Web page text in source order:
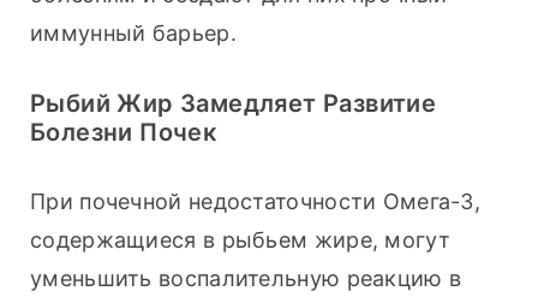
иммунный барьер.
Рыбий Жир Замедляет Развитие
Болезни Почек
При почечной недостаточности Омега-3,
содержащиеся в рыбьем жире, могут
уменьшить воспалительную реакцию в